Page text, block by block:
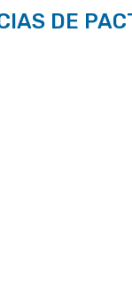
DE